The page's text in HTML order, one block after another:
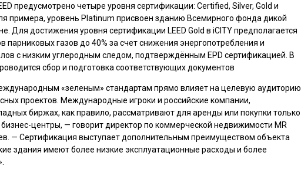
предусмотрено четыре уровня сертификации: Certified, Silver, Gold и
примера, уровень Platinum присвоен зданию Всемирного фонда дикой
Для достижения уровня сертификации LEED Gold в iCITY предполагается
парниковых газов до 40% за счет снижения энергопотребления и
с низким углеродным следом, подтверждённым EPD сертификацией. В
сбор и подготовка соответствующих документов
«зеленым» стандартам прямо влияет на целевую аудиторию
проектов. Международные игроки и российские компании,
биржах, как правило, рассматривают для аренды или покупки только
центры, — говорит директор по коммерческой недвижимости MR
— Сертификация выступает дополнительным преимуществом объекта
здания имеют более низкие эксплуатационные расходы и более